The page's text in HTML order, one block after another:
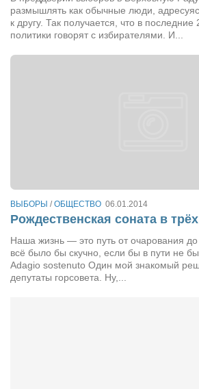
размышлять как обычные люди,
к другу. Так получается, что в
политики говорят с избирателями. И...
ВЫБОРЫ /ОБЩЕСТВО 06.01.2014
Рождественская соната в
Наша жизнь — это путь от очарования
всё было бы скучно, если бы в пути не
Adagio sostenuto Один мой знакомый
депутаты горсовета. Ну,...